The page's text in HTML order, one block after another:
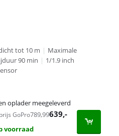
tot 10 m | Maximale
90 min | 1/1.9 inch
oplader meegeleverd
GoPro789,99639,-
voorraad